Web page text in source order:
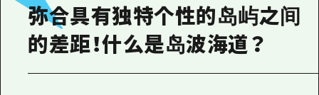
弥合具有独特个性的岛屿之间
的差距！什么是岛波海道？